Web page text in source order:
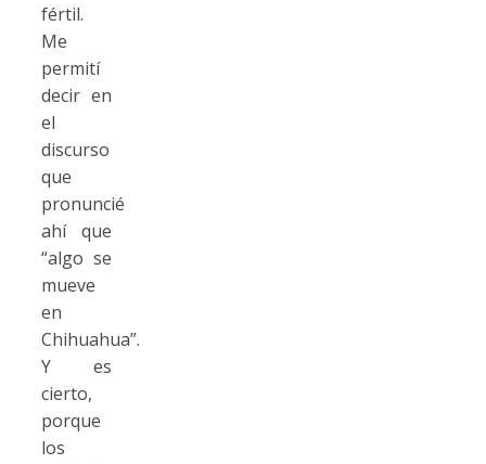
fértil.
Me
permití
decir en
el
discurso
que
pronuncié
ahí que
“algo se
mueve
en
Chihuahua”.
Y es
cierto,
porque
los